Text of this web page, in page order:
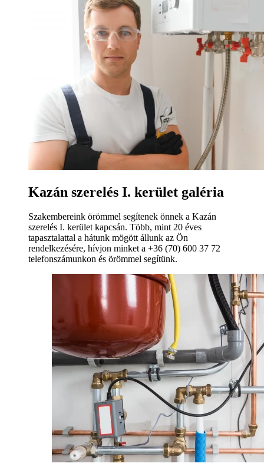
Kazán szerelés I. kerület galéria
Szakembereink örömmel segítenek önnek a Kazán
szerelés I. kerület kapcsán. Több, mint 20 éves
tapasztalattal a hátunk mögött állunk az Ön
rendelkezésére, hívjon minket a +36 (70) 600 37 72
telefonszámunkon és örömmel segítünk.